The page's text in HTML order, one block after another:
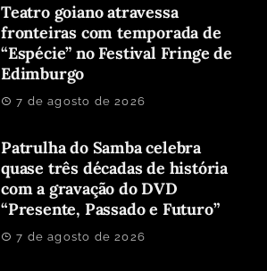
Teatro goiano atravessa
fronteiras com temporada de
“Espécie” no Festival Fringe de
Edimburgo
7 de agosto de 2026
Patrulha do Samba celebra
quase três décadas de história
com a gravação do DVD
“Presente, Passado e Futuro”
7 de agosto de 2026